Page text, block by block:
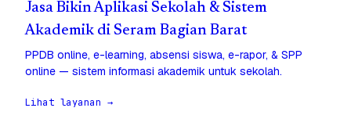
Jasa Bikin Aplikasi Sekolah & Sistem
Akademik di Seram Bagian Barat
PPDB online, e-learning, absensi siswa, e-rapor, & SPP
online — sistem informasi akademik untuk sekolah.
Lihat layanan →